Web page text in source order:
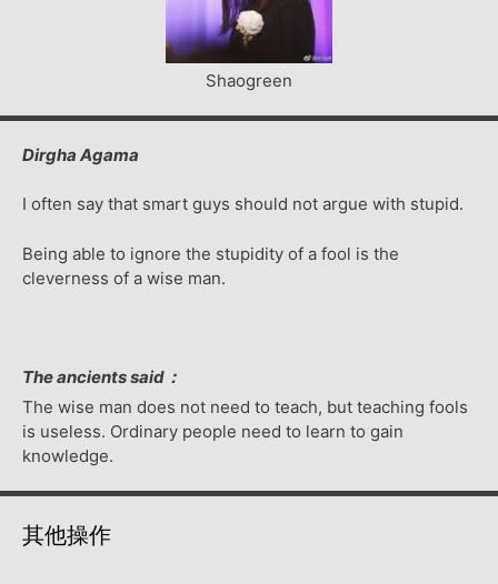
Shaogreen
Dirgha Agama
I often say that smart guys should not argue with stupid.
Being able to ignore the stupidity of a fool is the
cleverness of a wise man.
The ancients said：
The wise man does not need to teach, but teaching fools
is useless. Ordinary people need to learn to gain
knowledge.
其他操作